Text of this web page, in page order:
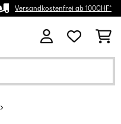
Versandkostenfrei ab 100CHF*